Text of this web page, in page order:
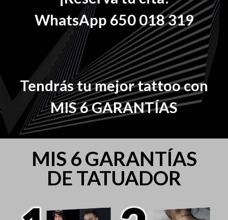
WhatsApp 650 018 319
Tendrás tu mejor tattoo con
MIS 6 GARANTÍAS
MIS 6 GARANTÍAS
DE TATUADOR